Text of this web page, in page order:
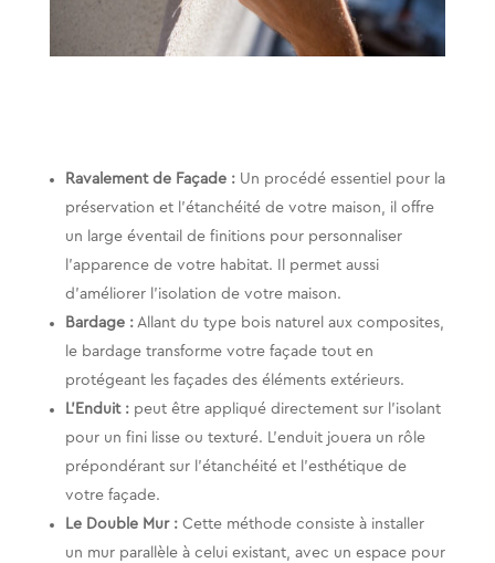
Ravalement de Façade :Un procédé essentiel pour la
préservation et l’étanchéité de votre maison, il offre
un large éventail de finitions pour personnaliser
l’apparence de votre habitat. Il permet aussi
d’améliorer l’isolation de votre maison.
Bardage :Allant du type bois naturel aux composites,
le bardage transforme votre façade tout en
protégeant les façades des éléments extérieurs.
L’Enduit :peut être appliqué directement sur l’isolant
pour un fini lisse ou texturé. L’enduit jouera un rôle
prépondérant sur l’étanchéité et l’esthétique de
votre façade.
Le Double Mur :Cette méthode consiste à installer
un mur parallèle à celui existant, avec un espace pour